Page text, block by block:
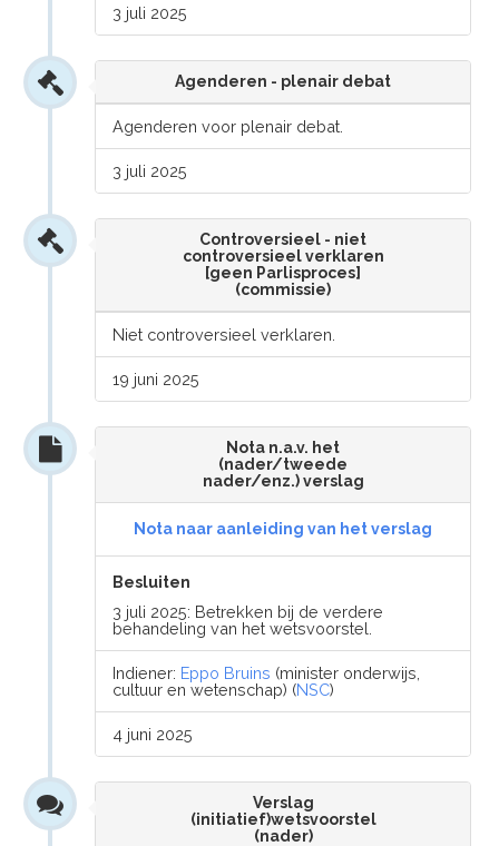
3 juli 2025
Agenderen - plenair debat
Agenderen voor plenair debat.
3 juli 2025
Controversieel - niet
controversieel verklaren
[geen Parlisproces]
(commissie)
Niet controversieel verklaren.
19 juni 2025
Nota n.a.v. het
(nader/tweede
nader/enz.) verslag
Nota naar aanleiding van het verslag
Besluiten
3 juli 2025: Betrekken bij de verdere
behandeling van het wetsvoorstel.
Indiener: Eppo Bruins (minister onderwijs,
cultuur en wetenschap) (NSC)
4 juni 2025
Verslag
(initiatief)wetsvoorstel
(nader)